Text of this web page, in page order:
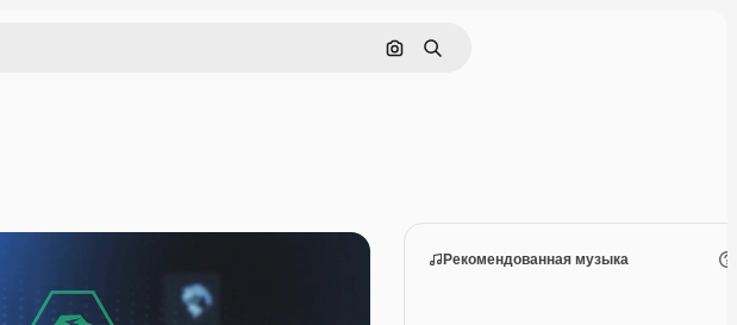
Поиск по изображению
Поиск
Рекомендованная музыка